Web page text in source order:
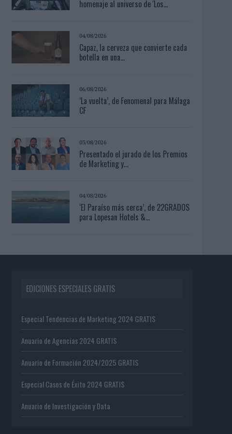
homenaje al universo de 'Los...
04/08/2026
Capaz, la cerveza que convierte cada
botella en una...
06/08/2026
‘La vuelta’, de Fenomenal para Málaga
CF
03/08/2026
Presentado el jurado de los Premios
de Marketing y...
04/08/2026
‘El Paraíso más cerca’, de 22GRADOS
para Lopesan Hotels &...
EDICIONES ESPECIALES GRATIS
Especial Tendencias de Marketing 2024 GRATIS
Anuario de Agencias 2024 GRATIS
Anuario de Formación 2024/2025 GRATIS
Especial Casos de Éxito 2024 GRATIS
Anuario de Investigación y Data